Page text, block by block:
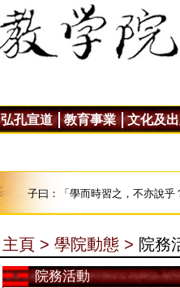
弘孔宣道 教育事業 文化及
子曰：「學而時習之，不亦說
主頁 > 學院動態 > 院務
院務活動